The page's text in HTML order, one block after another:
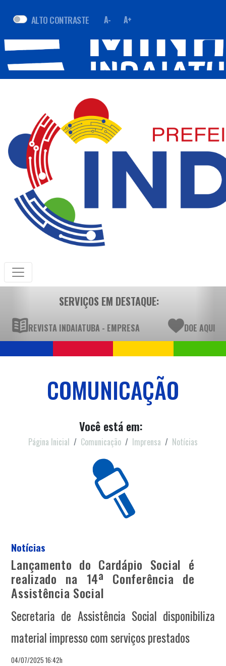
ALTO CONTRASTE A- A+
SERVIÇOS EM DESTAQUE:
REVISTA INDAIATUBA - EMPRESA DOE AQUI
COMUNICAÇÃO
Você está em:
Página Inicial Comunicação Imprensa Notícias
Notícias
Lançamento do Cardápio Social é
realizado na 14ª Conferência de
Assistência Social
Secretaria de Assistência Social disponibiliza
material impresso com serviços prestados
04/07/2025 16:42h